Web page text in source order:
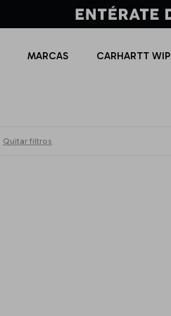
MARCAS CARHARTT WIP
Quitar filtros